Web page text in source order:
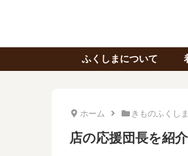
ふくしまについて
ホーム きものふくし
店の応援団長を紹